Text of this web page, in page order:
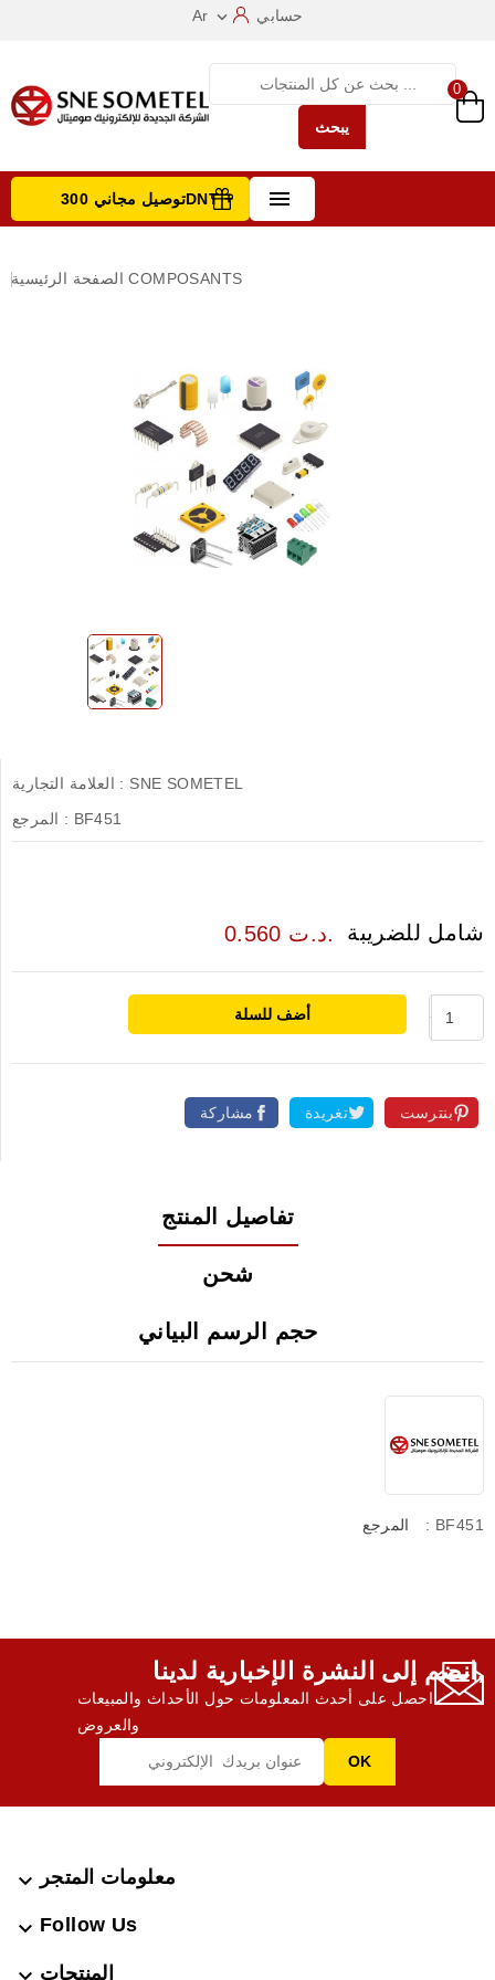
Ar  حسابي
يبحث
0
 توصيل مجاني 300DNT +
الصفحة الرئيسية COMPOSANTS
العلامة التجارية : SNE SOMETEL
المرجع : BF451
0.560 د.ت. شامل للضريبة
أضف للسلة
مشاركة تغريدة بنترست
تفاصيل المنتج
شحن
حجم الرسم البياني
المرجع : BF451
انضم إلى النشرة الإخبارية لدينا,
احصل على أحدث المعلومات حول الأحداث والمبيعات
والعروض
معلومات المتجر 
Follow Us

المنتجات